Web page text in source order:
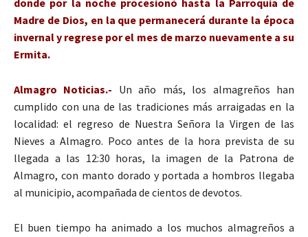
donde por la noche procesionó hasta la Parroquia de
Madre de Dios, en la que permanecerá durante la época
invernal y regrese por el mes de marzo nuevamente a su
Ermita.
Almagro Noticias.- Un año más, los almagreños han
cumplido con una de las tradiciones más arraigadas en la
localidad: el regreso de Nuestra Señora la Virgen de las
Nieves a Almagro. Poco antes de la hora prevista de su
llegada a las 12:30 horas, la imagen de la Patrona de
Almagro, con manto dorado y portada a hombros llegaba
al municipio, acompañada de cientos de devotos.
El buen tiempo ha animado a los muchos almagreños a